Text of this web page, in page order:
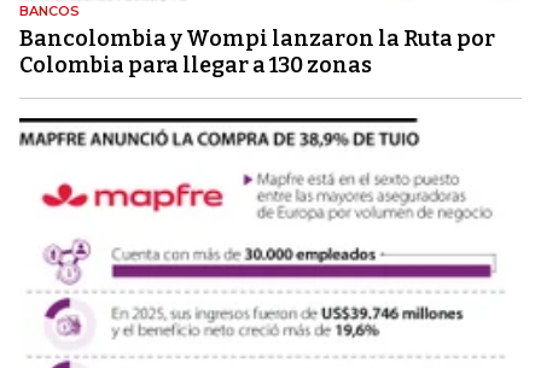
BANCOS
Bancolombia y Wompi lanzaron la Ruta por
Colombia para llegar a 130 zonas